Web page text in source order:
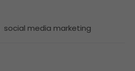
social media marketing